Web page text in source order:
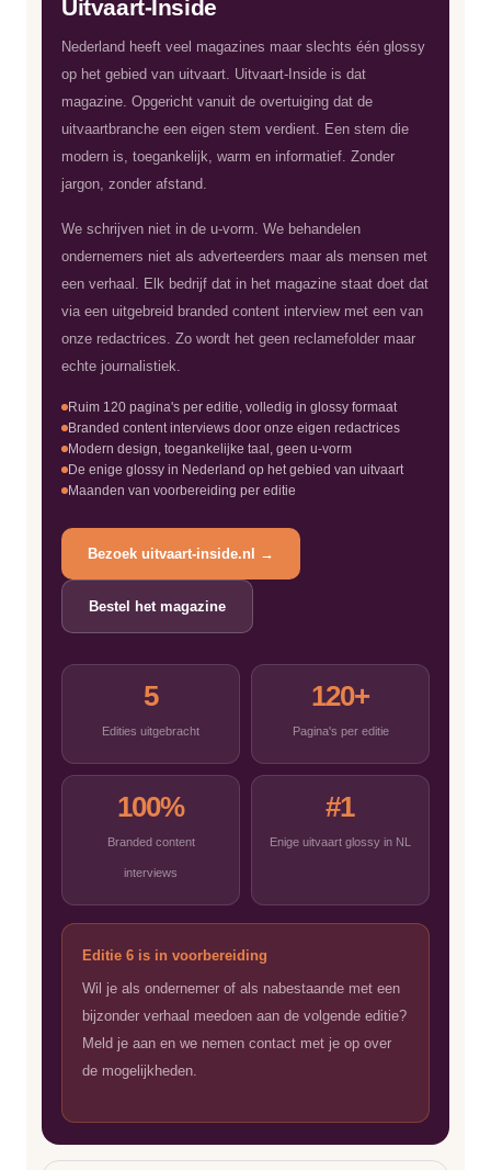
Uitvaart-Inside
Nederland heeft veel magazines maar slechts één glossy
op het gebied van uitvaart. Uitvaart-Inside is dat
magazine. Opgericht vanuit de overtuiging dat de
uitvaartbranche een eigen stem verdient. Een stem die
modern is, toegankelijk, warm en informatief. Zonder
jargon, zonder afstand.
We schrijven niet in de u-vorm. We behandelen
ondernemers niet als adverteerders maar als mensen met
een verhaal. Elk bedrijf dat in het magazine staat doet dat
via een uitgebreid branded content interview met een van
onze redactrices. Zo wordt het geen reclamefolder maar
echte journalistiek.
Ruim 120 pagina's per editie, volledig in glossy formaat
Branded content interviews door onze eigen redactrices
Modern design, toegankelijke taal, geen u-vorm
De enige glossy in Nederland op het gebied van uitvaart
Maanden van voorbereiding per editie
Bezoek uitvaart-inside.nl →
Bestel het magazine
5
Edities uitgebracht
120+
Pagina's per editie
100%
Branded content
interviews
#1
Enige uitvaart glossy in NL
Editie 6 is in voorbereiding
Wil je als ondernemer of als nabestaande met een
bijzonder verhaal meedoen aan de volgende editie?
Meld je aan en we nemen contact met je op over
de mogelijkheden.